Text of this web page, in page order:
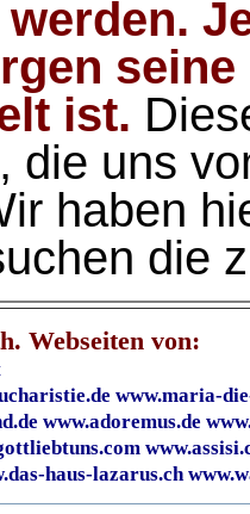
ist.
die uns
haben
die
Webseiten von:
www.maria-
www.adoremus.de
haus-lazarus.ch